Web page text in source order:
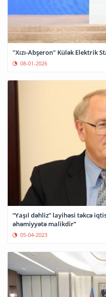
"Xızı-Abşeron" Külək Elektrik
08-01-2026
“Yaşıl dəhliz” layihəsi təkcə
əhəmiyyətə malikdir”
05-04-2023